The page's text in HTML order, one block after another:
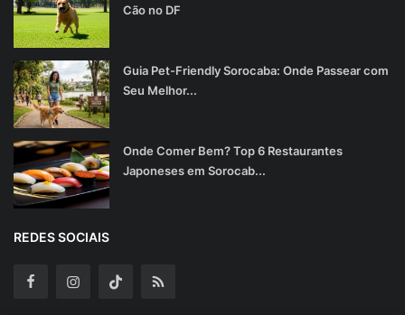
Cão no DF
Guia Pet-Friendly Sorocaba: Onde Passear com
Seu Melhor...
Onde Comer Bem? Top 6 Restaurantes
Japoneses em Sorocab...
REDES SOCIAIS